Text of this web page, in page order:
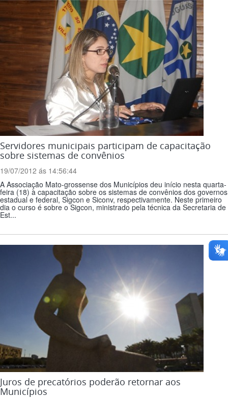
Servidores municipais participam de capacitação
sobre sistemas de convênios
19/07/2012 ás 14:56:44
A Associação Mato-grossense dos Municípios deu início nesta quarta-
feira (18) à capacitação sobre os sistemas de convênios dos governos
estadual e federal, Sigcon e Siconv, respectivamente. Neste primeiro
dia o curso é sobre o Sigcon, ministrado pela técnica da Secretaria de
Est...
Juros de precatórios poderão retornar aos
Municípios